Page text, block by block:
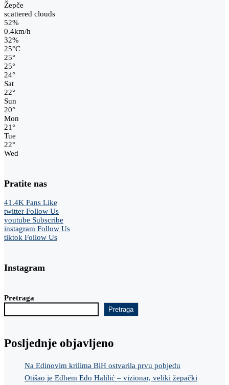
Žepče
scattered clouds
52%
0.4km/h
32%
25°C
25°
25°
24°
Sat
22°
Sun
20°
Mon
21°
Tue
22°
Wed
Pratite nas
41.4K Fans Like
twitter Follow Us
youtube Subscribe
instagram Follow Us
tiktok Follow Us
Instagram
Pretraga
Pretraga
Posljednje objavljeno
Na Edinovim krilima BiH ostvarila prvu pobjedu
Otišao je Edhem Edo Halilić – vizionar, veliki žepački